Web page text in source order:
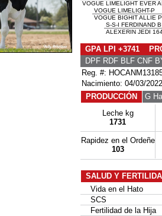
VOGUE LIMELIGHT EVER
VOGUE LIMELIGHT-P
VOGUE BIGHIT ALLIE
S-S-I FERDINAND
ALEXERIN JEDI
GPA LPI +3741
DPF RDF BLF CNF
Reg. #:
Nacimiento: 04/03/2022
PRODUCCIÓN
G
Leche kg
1731
Rapidez en el Ordeñe
103
SALUD Y
Vida en el Hato
SCS
Fertilidad de la Hija